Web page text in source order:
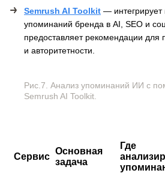
Semrush AI Toolkit — интегрирует
упоминаний бренда в AI, SEO и
предоставляет рекомендации
и авторитетности.
Рис.7. Анализ упоминаний ИИ с
Semrush AI Toolkit.
Сервис
Основная
задача
Где